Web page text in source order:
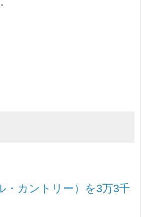
・カントリー）を3万3千